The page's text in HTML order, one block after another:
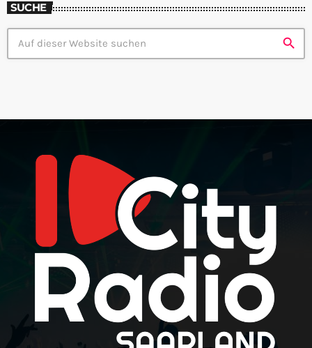
SUCHE
search